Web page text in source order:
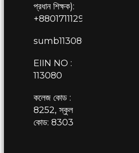
প্রধান শিক্ষক):
+8801711129709
sumb113080@gmail.com
EIIN NO :
113080
কলেজ কোড :
8252, স্কুল
কোড: 8303